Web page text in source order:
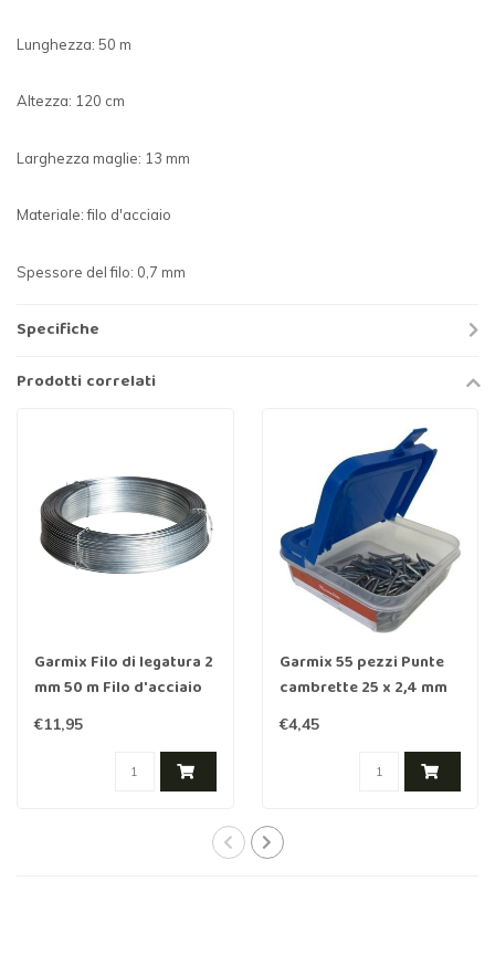
Lunghezza: 50 m
Altezza: 120 cm
Larghezza maglie: 13 mm
Materiale: filo d'acciaio
Spessore del filo: 0,7 mm
Specifiche
Prodotti correlati
Garmix Filo di legatura 2
mm 50 m Filo d'acciaio
zincato
€11,95
Garmix 55 pezzi Punte
cambrette 25 x 2,4 mm
zincata
€4,45